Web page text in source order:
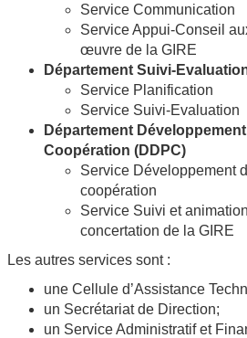
Service Communication
Service Appui-Conseil
œuvre de la GIRE
Département Suivi-
Service Planification
Service Suivi-Evaluation
Département
Coopération (DDPC)
Service Développement
coopération
Service Suivi et
concertation de la GIRE
Les autres services sont :
une Cellule d’Assistance
un Secrétariat de Direction;
un Service Administratif et